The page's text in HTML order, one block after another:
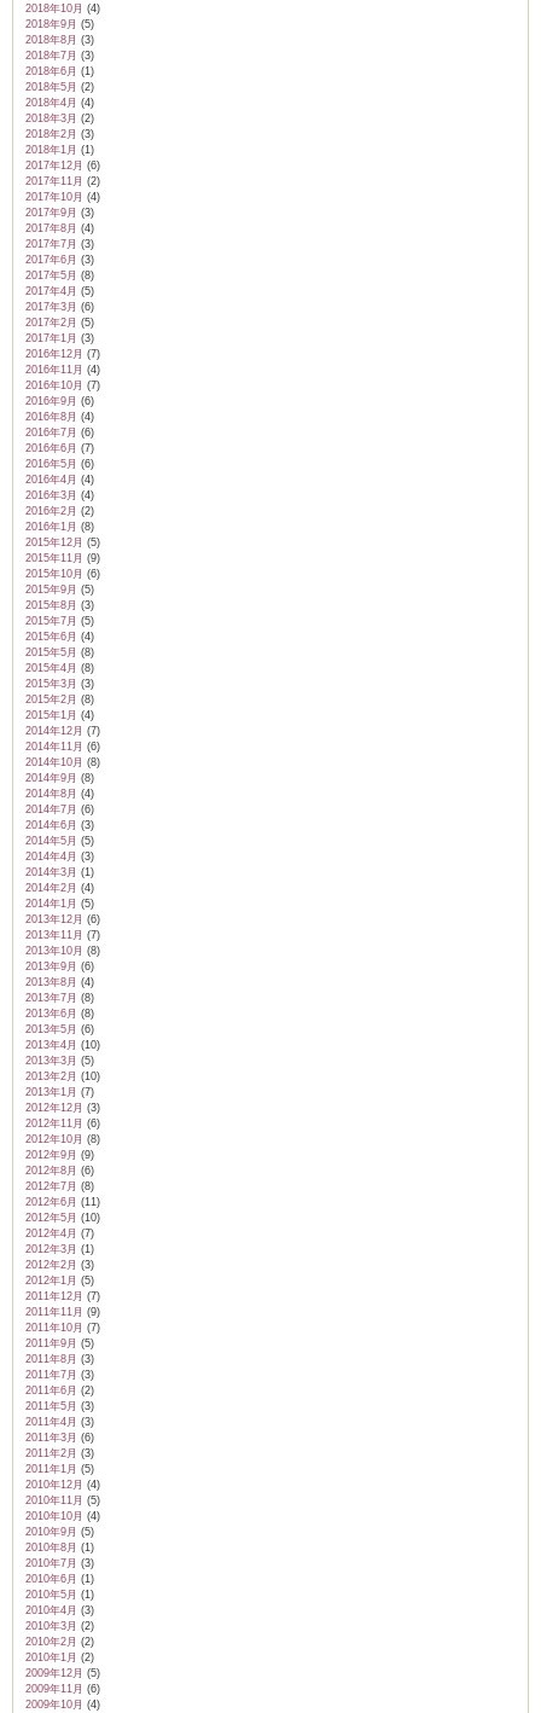
2018年10月 (4)
2018年9月 (5)
2018年8月 (3)
2018年7月 (3)
2018年6月 (1)
2018年5月 (2)
2018年4月 (4)
2018年3月 (2)
2018年2月 (3)
2018年1月 (1)
2017年12月 (6)
2017年11月 (2)
2017年10月 (4)
2017年9月 (3)
2017年8月 (4)
2017年7月 (3)
2017年6月 (3)
2017年5月 (8)
2017年4月 (5)
2017年3月 (6)
2017年2月 (5)
2017年1月 (3)
2016年12月 (7)
2016年11月 (4)
2016年10月 (7)
2016年9月 (6)
2016年8月 (4)
2016年7月 (6)
2016年6月 (7)
2016年5月 (6)
2016年4月 (4)
2016年3月 (4)
2016年2月 (2)
2016年1月 (8)
2015年12月 (5)
2015年11月 (9)
2015年10月 (6)
2015年9月 (5)
2015年8月 (3)
2015年7月 (5)
2015年6月 (4)
2015年5月 (8)
2015年4月 (8)
2015年3月 (3)
2015年2月 (8)
2015年1月 (4)
2014年12月 (7)
2014年11月 (6)
2014年10月 (8)
2014年9月 (8)
2014年8月 (4)
2014年7月 (6)
2014年6月 (3)
2014年5月 (5)
2014年4月 (3)
2014年3月 (1)
2014年2月 (4)
2014年1月 (5)
2013年12月 (6)
2013年11月 (7)
2013年10月 (8)
2013年9月 (6)
2013年8月 (4)
2013年7月 (8)
2013年6月 (8)
2013年5月 (6)
2013年4月 (10)
2013年3月 (5)
2013年2月 (10)
2013年1月 (7)
2012年12月 (3)
2012年11月 (6)
2012年10月 (8)
2012年9月 (9)
2012年8月 (6)
2012年7月 (8)
2012年6月 (11)
2012年5月 (10)
2012年4月 (7)
2012年3月 (1)
2012年2月 (3)
2012年1月 (5)
2011年12月 (7)
2011年11月 (9)
2011年10月 (7)
2011年9月 (5)
2011年8月 (3)
2011年7月 (3)
2011年6月 (2)
2011年5月 (3)
2011年4月 (3)
2011年3月 (6)
2011年2月 (3)
2011年1月 (5)
2010年12月 (4)
2010年11月 (5)
2010年10月 (4)
2010年9月 (5)
2010年8月 (1)
2010年7月 (3)
2010年6月 (1)
2010年5月 (1)
2010年4月 (3)
2010年3月 (2)
2010年2月 (2)
2010年1月 (2)
2009年12月 (5)
2009年11月 (6)
2009年10月 (4)